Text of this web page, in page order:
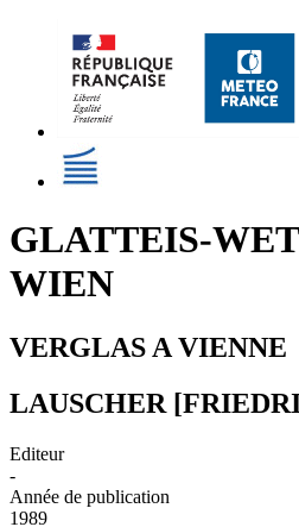
GLATTEIS-
WIEN
VERGLAS A VIENNE
LAUSCHER
Editeur
-
Année de publication
1989